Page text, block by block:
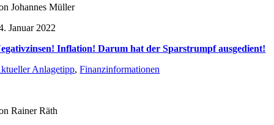
Johannes Müller
Januar 2022
Inflation! Darum hat der Sparstrumpf ausgedient!
Anlagetipp,Finanzinformationen
Rainer Räth